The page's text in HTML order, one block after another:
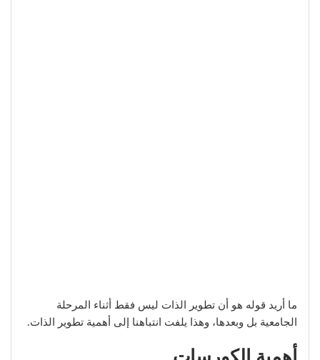
ما أريد قوله هو أن تطوير الذات ليس فقط أثناء المرحلة
الجامعية بل وبعدها، وهذا يلفت انتباهنا إلى أهمية تطوير الذات.